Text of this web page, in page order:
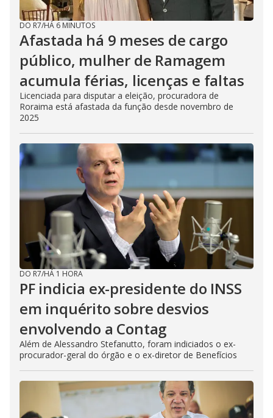
DO R7/HÁ 6 MINUTOS
Afastada há 9 meses de cargo
público, mulher de Ramagem
acumula férias, licenças e faltas
Licenciada para disputar a eleição, procuradora de
Roraima está afastada da função desde novembro de
2025
DO R7/HÁ 1 HORA
PF indicia ex-presidente do INSS
em inquérito sobre desvios
envolvendo a Contag
Além de Alessandro Stefanutto, foram indiciados o ex-
procurador-geral do órgão e o ex-diretor de Benefícios